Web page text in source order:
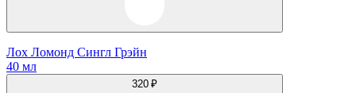
Лох Ломонд Сингл Грэйн
40 мл
320 ₽